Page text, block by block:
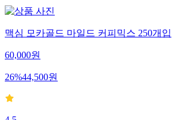
맥심 모카골드 마일드 커피믹스 250개입
60,000원
26%44,500원